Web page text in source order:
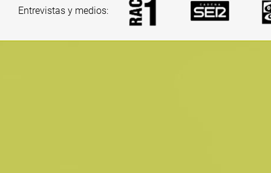
Entrevistas y medios: